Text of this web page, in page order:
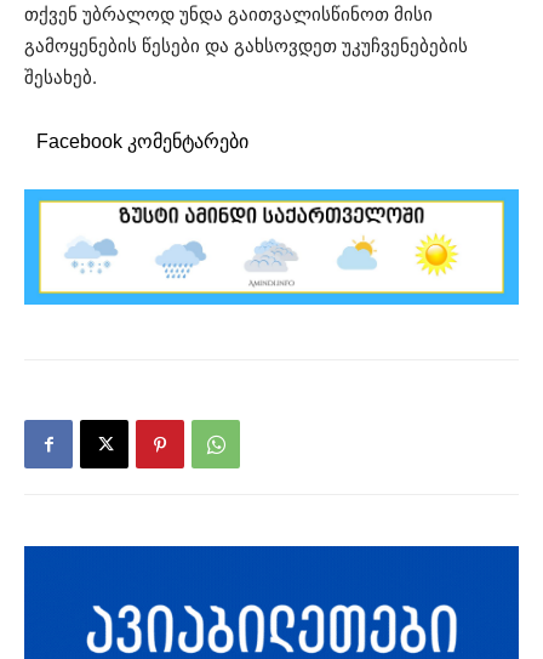
თქვენ უბრალოდ უნდა გაითვალისწინოთ მისი
გამოყენების წესები და გახსოვდეთ უკუჩვენებების
შესახებ.
Facebook კომენტარები